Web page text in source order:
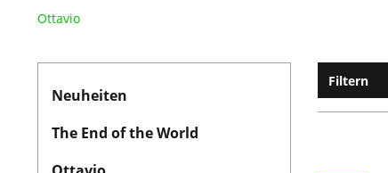
Ottavio
Neuheiten
The End of the World
Filtern